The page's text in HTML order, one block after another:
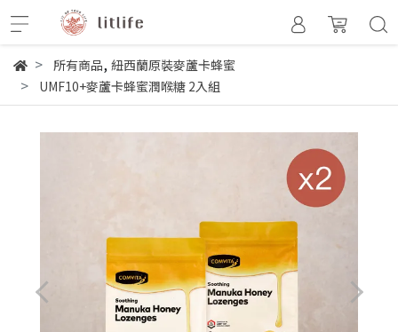
所有商品, 紐西蘭原裝麥蘆卡蜂蜜
UMF10+麥蘆卡蜂蜜潤喉糖 2入組